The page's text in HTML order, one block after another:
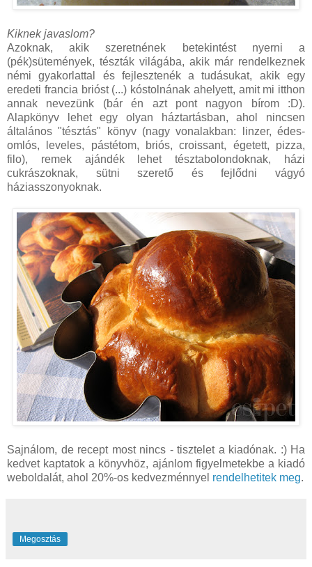
Kiknek javaslom?
Azoknak, akik szeretnének betekintést nyerni a
(pék)sütemények, tészták világába, akik már rendelkeznek
némi gyakorlattal és fejlesztenék a tudásukat, akik egy
eredeti francia brióst (...) kóstolnának ahelyett, amit mi itthon
annak nevezünk (bár én azt pont nagyon bírom :D).
Alapkönyv lehet egy olyan háztartásban, ahol nincsen
általános "tésztás" könyv (nagy vonalakban: linzer, édes-
omlós, leveles, pástétom, briós, croissant, égetett, pizza,
filo), remek ajándék lehet tésztabolondoknak, házi
cukrászoknak, sütni szerető és fejlődni vágyó
háziasszonyoknak.
Sajnálom, de recept most nincs - tisztelet a kiadónak. :) Ha
kedvet kaptatok a könyvhöz, ajánlom figyelmetekbe a kiadó
weboldalát, ahol 20%-os kedvezménnyel rendelhetitek meg.
Megosztás